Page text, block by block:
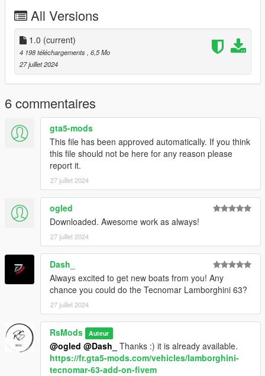
All Versions
1.0 (current)
4 198 téléchargements , 6,5 Mo
27 juillet 2024
6 commentaires
gta5-mods
This file has been approved automatically. If you think
this file should not be here for any reason please
report it.
27 juillet 2024
ogled
Downloaded. Awesome work as always!
27 juillet 2024
Dash_
Always excited to get new boats from you! Any
chance you could do the Tecnomar Lamborghini 63?
27 juillet 2024
RsMods Auteur
@ogled @Dash_
Thanks :) it is already available.
https://fr.gta5-mods.com/vehicles/lamborghini-
tecnomar-63-add-on-fivem